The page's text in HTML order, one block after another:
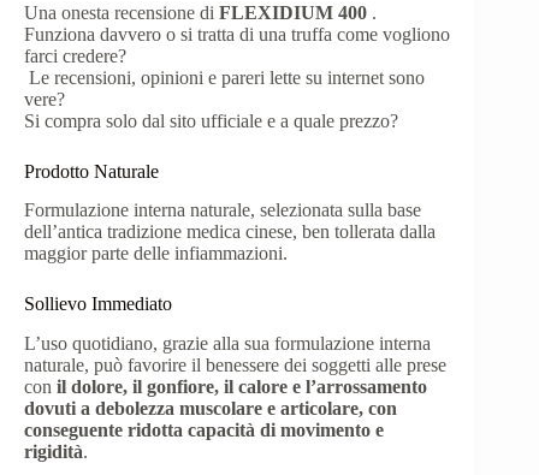
Una onesta recensione di FLEXIDIUM 400 .
Funziona davvero o si tratta di una truffa come vogliono
farci credere?
Le recensioni, opinioni e pareri lette su internet sono
vere?
Si compra solo dal sito ufficiale e a quale prezzo?
Prodotto Naturale
Formulazione interna naturale, selezionata sulla base
dell’antica tradizione medica cinese, ben tollerata dalla
maggior parte delle infiammazioni.
Sollievo Immediato
L’uso quotidiano, grazie alla sua formulazione interna
naturale, può favorire il benessere dei soggetti alle prese
con il dolore, il gonfiore, il calore e l’arrossamento
dovuti a debolezza muscolare e articolare, con
conseguente ridotta capacità di movimento e
rigidità.